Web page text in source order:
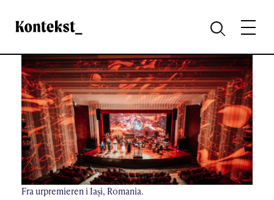
Kontekst
SØKMENY
Fra urpremieren i Iași, Romania.